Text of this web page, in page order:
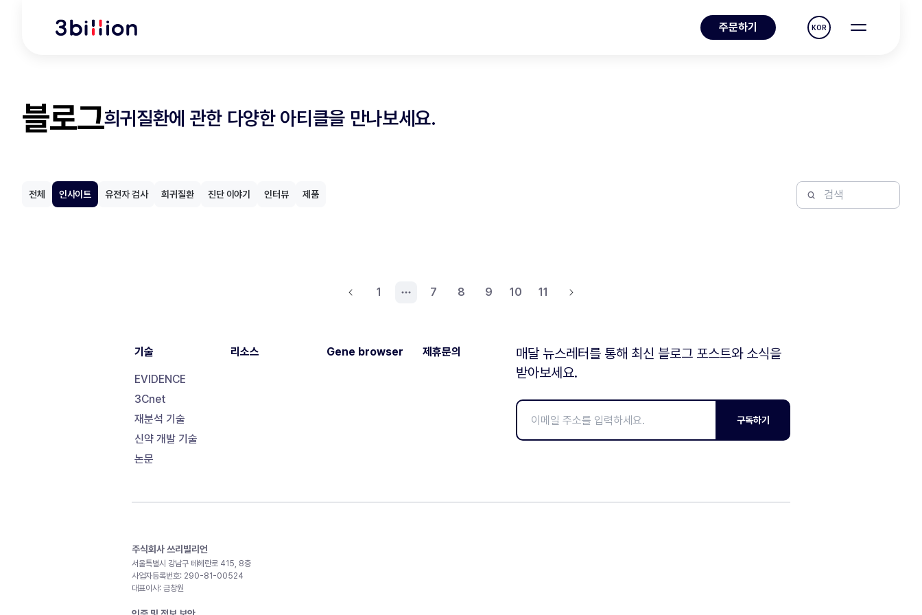
주문하기 KOR
블로그희귀질환에 관한 다양한 아티클을 만나보세요.
전체 인사이트 유전자 검사 희귀질환 진단 이야기 인터뷰 제품
1 7 8 9 10 11
기술
EVIDENCE
3Cnet
재분석 기술
신약 개발 기술
논문
리소스 Gene browser 제휴문의
매달 뉴스레터를 통해 최신 블로그 포스트와 소식을
받아보세요.
구독하기
주식회사 쓰리빌리언
서울특별시 강남구 테헤란로 415, 8층
사업자등록번호: 290-81-00524
대표이사: 금창원